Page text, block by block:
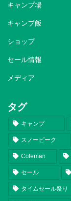
キャンプ場
キャンプ飯
ショップ
セール情報
メディア
タグ
キャンプ
スノーピーク
Coleman
セール
タイムセール祭り